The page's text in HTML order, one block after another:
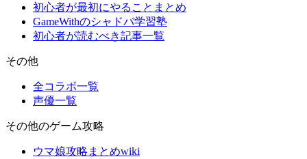
初心者が最初にやることまとめ
GameWithのシャドバ学習塾
初心者が読むべき記事一覧
その他
全コラボ一覧
声優一覧
その他のゲーム攻略
ウマ娘攻略まとめwiki